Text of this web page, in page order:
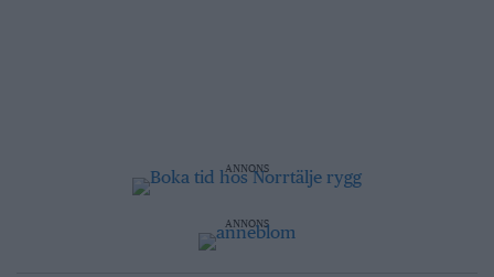
ANNONS
ANNONS